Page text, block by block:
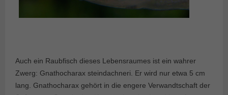
Auch ein Raubfisch dieses Lebensraumes ist ein wahrer
Zwerg: Gnathocharax steindachneri. Er wird nur etwa 5 cm
lang. Gnathocharax gehört in die engere Verwandtschaft der